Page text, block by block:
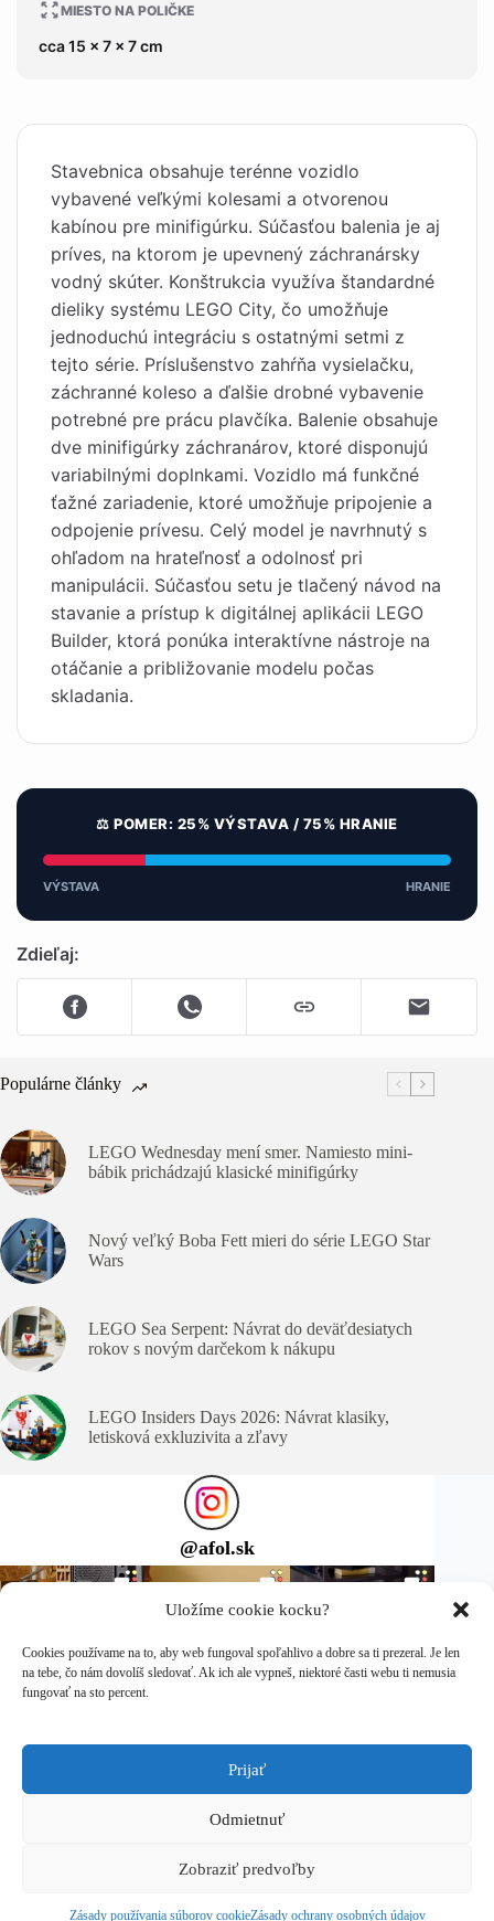
Uložíme cookie kocku?
Cookies používame na to, aby web fungoval spoľahlivo a dobre sa ti prezeral. Je len
na tebe, čo nám dovolíš sledovať. Ak ich ale vypneš, niektoré časti webu ti nemusia
fungovať na sto percent.
Prijať
Odmietnuť
Zobraziť predvoľby
Zásady používania súborov cookieZásady ochrany osobných údajov
MIESTO NA POLIČKE
cca 15 x 7 x 7 cm
Stavebnica obsahuje terénne vozidlo
vybavené veľkými kolesami a otvorenou
kabínou pre minifigúrku. Súčasťou balenia je aj
príves, na ktorom je upevnený záchranársky
vodný skúter. Konštrukcia využíva štandardné
dieliky systému LEGO City, čo umožňuje
jednoduchú integráciu s ostatnými setmi z
tejto série. Príslušenstvo zahŕňa vysielačku,
záchranné koleso a ďalšie drobné vybavenie
potrebné pre prácu plavčíka. Balenie obsahuje
dve minifigúrky záchranárov, ktoré disponujú
variabilnými doplnkami. Vozidlo má funkčné
ťažné zariadenie, ktoré umožňuje pripojenie a
odpojenie prívesu. Celý model je navrhnutý s
ohľadom na hrateľnosť a odolnosť pri
manipulácii. Súčasťou setu je tlačený návod na
stavanie a prístup k digitálnej aplikácii LEGO
Builder, ktorá ponúka interaktívne nástroje na
otáčanie a približovanie modelu počas
skladania.
⚖️ POMER: 25% VÝSTAVA / 75% HRANIE
VÝSTAVA HRANIE
Zdieľaj:
Populárne články
LEGO Wednesday mení smer. Namiesto mini-
bábik prichádzajú klasické minifigúrky
Nový veľký Boba Fett mieri do série LEGO Star
Wars
LEGO Sea Serpent: Návrat do deväťdesiatych
rokov s novým darčekom k nákupu
LEGO Insiders Days 2026: Návrat klasiky,
letisková exkluzivita a zľavy
@afol.sk
Sleduj ma na Instagrame
túto stránku nesponzoruje, neautorizuje ani neschvaľuje.